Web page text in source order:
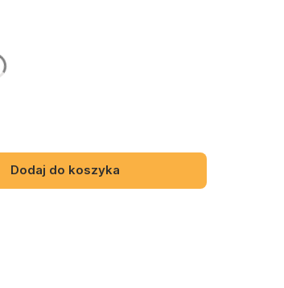
Dodaj do koszyka